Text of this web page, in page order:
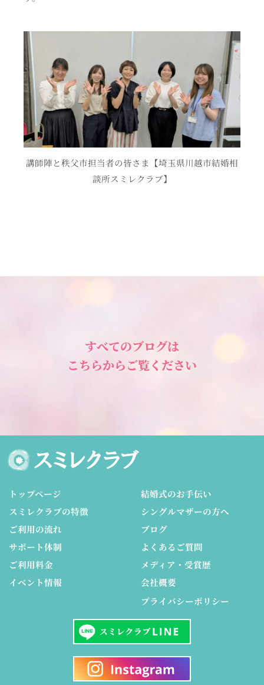
講師陣と秩父市担当者の皆さま【埼玉県川越市結婚相
談所スミレクラブ】
すべてのブログは
こちらからご覧ください
トップページ
スミレクラブの特徴
ご利用の流れ
サポート体制
ご利用料金
イベント情報
結婚式のお手伝い
シングルマザーの方へ
ブログ
よくあるご質問
メディア・受賞歴
会社概要
プライバシーポリシー